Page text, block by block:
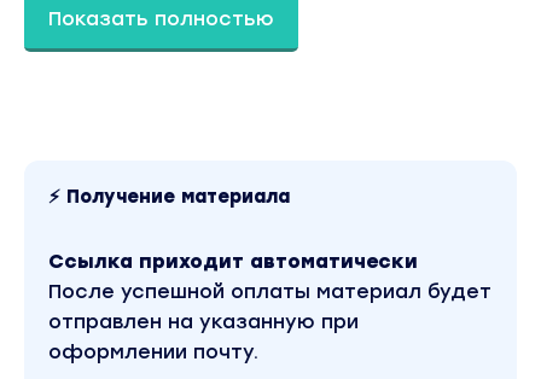
Тренды 2021 в музыке
Сезонные треки
БЕНГЕРЫ
Модуль 6 - Продажа песен
Продажи
Показать полностью
⚡ Получение материала
Ссылка приходит автоматически
После успешной оплаты материал будет
отправлен на указанную при
оформлении почту.